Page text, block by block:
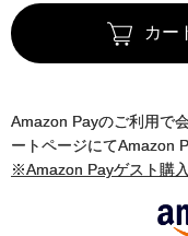
カー
Amazon Payのご利用で
ートページにてAmazon
※Amazon Payゲスト購